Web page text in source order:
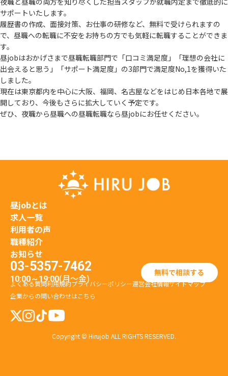
サポートいたします。
履歴書の作成、面接対策、お仕事の研修など、無料で受けられますの
で、 昼職への転職に不安をお持ちの方でも気軽に転職することができま
す。
昼jobはおかげさまで昼職転職部門で「口コミ満足度」「理想の会社に
出会えると思う」
「サポート満足度」の3部門で満足度No,1を獲得いた
しました。
現在は東京都内を中心に大阪、福岡、名古屋などをはじめ日本各地で展
開しており、 今後もさらに拡大していく予定です。
ぜひ、夜職から昼職への昼職転職なら昼jobにお任せください。
昼jobとは
求人一覧
利用者の声
職種紹介
お知らせ
03-5357-7462
10:00～19:00(月〜金) 無料で相談する
よくある質問利用規約プライバシーポリシー運営会社情報サイトマップ
企業からの問い合わせはこちら
Copyright © Hirujob ALL RIGHTS RESERVED.